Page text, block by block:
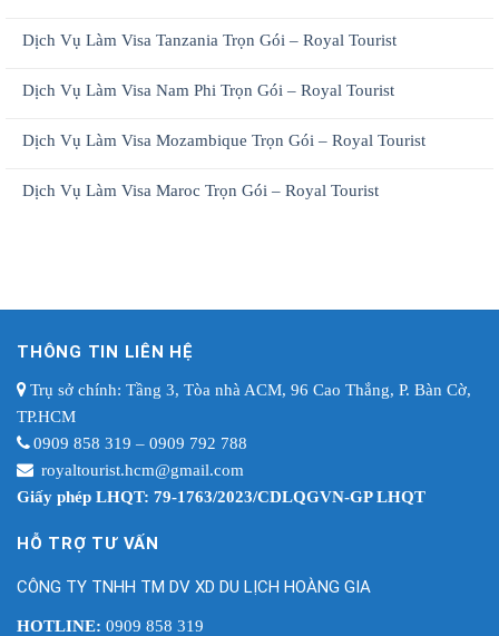
Dịch Vụ Làm Visa Tanzania Trọn Gói – Royal Tourist
Dịch Vụ Làm Visa Nam Phi Trọn Gói – Royal Tourist
Dịch Vụ Làm Visa Mozambique Trọn Gói – Royal Tourist
Dịch Vụ Làm Visa Maroc Trọn Gói – Royal Tourist
THÔNG TIN LIÊN HỆ
Trụ sở chính: Tầng 3, Tòa nhà ACM, 96 Cao Thắng, P. Bàn Cờ,
TP.HCM
0909 858 319 – 0909 792 788
royaltourist.hcm@gmail.com
Giấy phép LHQT: 79-1763/2023/CDLQGVN-GP LHQT
HỖ TRỢ TƯ VẤN
CÔNG TY TNHH TM DV XD DU LỊCH HOÀNG GIA
HOTLINE: 0909 858 319